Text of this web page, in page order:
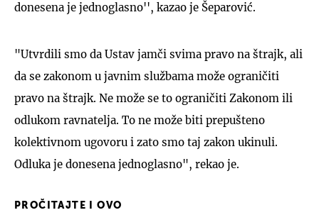
donesena je jednoglasno'', kazao je Šeparović.
"Utvrdili smo da Ustav jamči svima pravo na štrajk, ali
da se zakonom u javnim službama može ograničiti
pravo na štrajk. Ne može se to ograničiti Zakonom ili
odlukom ravnatelja. To ne može biti prepušteno
kolektivnom ugovoru i zato smo taj zakon ukinuli.
Odluka je donesena jednoglasno", rekao je.
PROČITAJTE I OVO